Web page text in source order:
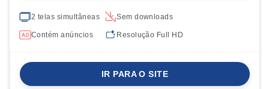
2 telas simultâneas Sem downloads
Contém anúncios Resolução Full HD
IR PARA O SITE